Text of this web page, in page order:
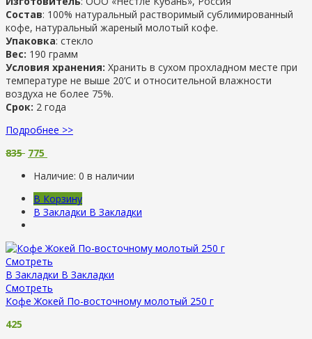
Состав: 100% натуральный растворимый сублимированный
кофе, натуральный жареный молотый кофе.
Упаковка: стекло
Вес: 190 грамм
Условия хранения: Хранить в сухом прохладном месте при
температуре не выше 20’С и относительной влажности
воздуха не более 75%.
Срок: 2 года
Подробнее >>
835 775
Наличие: 0 в наличии
В Корзину
В Закладки В Закладки
Смотреть
В Закладки В Закладки
Смотреть
Кофе Жокей По-восточному молотый 250 г
425